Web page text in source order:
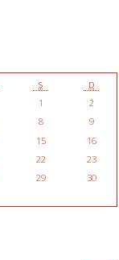
S D
1
2
8
9
15
16
22
23
29
30